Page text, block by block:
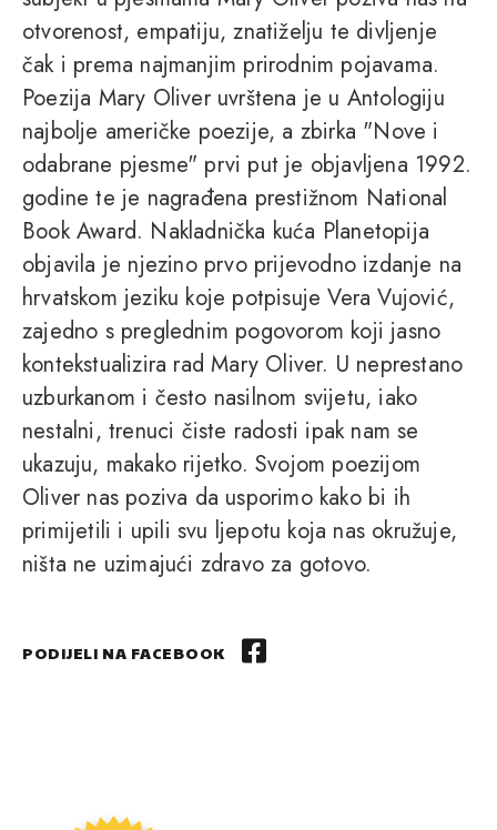
otvorenost, empatiju, znatiželju te divljenje
čak i prema najmanjim prirodnim pojavama.
Poezija Mary Oliver uvrštena je u Antologiju
najbolje američke poezije, a zbirka "Nove i
odabrane pjesme" prvi put je objavljena 1992.
godine te je nagrađena prestižnom National
Book Award. Nakladnička kuća Planetopija
objavila je njezino prvo prijevodno izdanje na
hrvatskom jeziku koje potpisuje Vera Vujović,
zajedno s preglednim pogovorom koji jasno
kontekstualizira rad Mary Oliver. U neprestano
uzburkanom i često nasilnom svijetu, iako
nestalni, trenuci čiste radosti ipak nam se
ukazuju, makako rijetko. Svojom poezijom
Oliver nas poziva da usporimo kako bi ih
primijetili i upili svu ljepotu koja nas okružuje,
ništa ne uzimajući zdravo za gotovo.
PODIJELI NA FACEBOOK